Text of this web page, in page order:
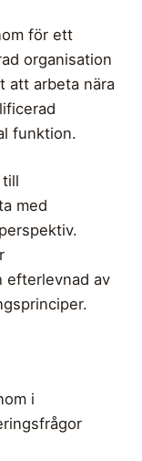
för ett
organisation
att arbeta nära
funktion.
med
efterlevnad av
i